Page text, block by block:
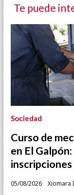
Te puede
Curso de
en El
inscripciones
Xiomara
Sociedad
05/08/2026